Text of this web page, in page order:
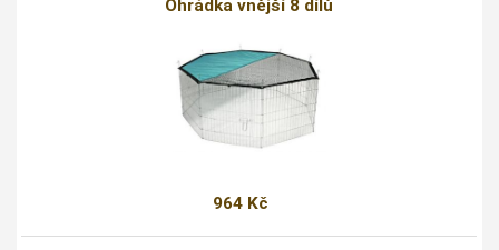
Ohrádka vnější 8 dílů
964 Kč